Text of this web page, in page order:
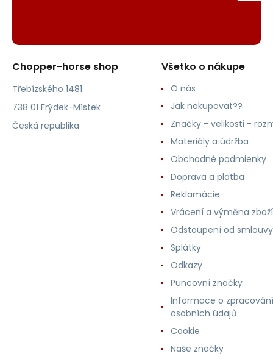
Chopper-horse shop
Třebízského 1481
738 01 Frýdek-Místek
Česká republika
Všetko o nákupe
O nás
Jak nakupovat??
Značky - velikosti -
Materiály a údržba
Obchodné podmienky
Doprava a platba
Reklamácie
Vrácení a výměna zboží
Odstoupení od smlouvy
Splátky
Odkazy
Puncovní značky
Informace o zpracování
osobních údajů
Cookie
Naše značky